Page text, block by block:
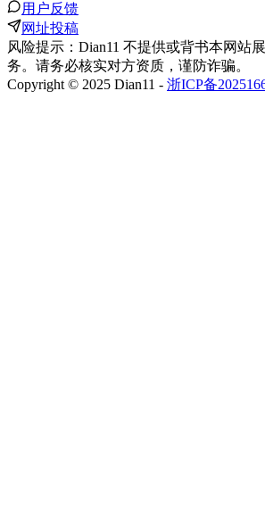
用户反馈
网址投稿
风险提示：Dian11 不提供或背书本网站
务。请务必核实对方资质，谨防诈骗。
Copyright © 2025 Dian11 - 浙ICP备